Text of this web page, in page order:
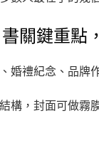
關鍵重點
婚禮紀念、品牌
構，封面可做霧